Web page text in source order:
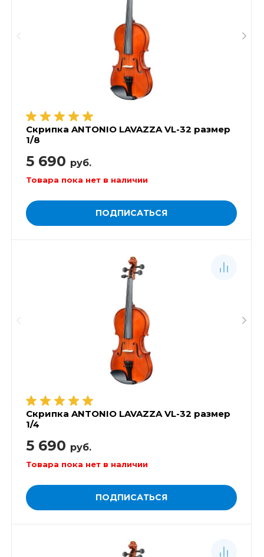
Скрипка ANTONIO LAVAZZA VL-32 размер
1/8
5 690 руб.
Товара пока нет в наличии
ПОДПИСАТЬСЯ
Скрипка ANTONIO LAVAZZA VL-32 размер
1/4
5 690 руб.
Товара пока нет в наличии
ПОДПИСАТЬСЯ